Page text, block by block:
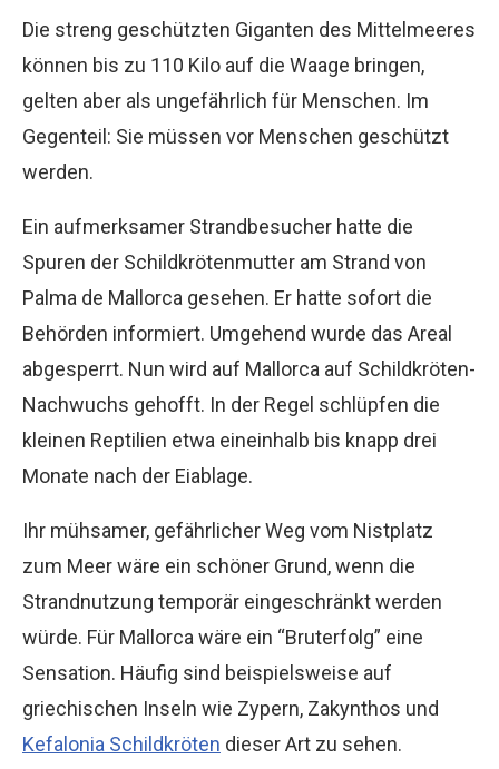
Die streng geschützten Giganten des Mittelmeeres
können bis zu 110 Kilo auf die Waage bringen,
gelten aber als ungefährlich für Menschen. Im
Gegenteil: Sie müssen vor Menschen geschützt
werden.
Ein aufmerksamer Strandbesucher hatte die
Spuren der Schildkrötenmutter am Strand von
Palma de Mallorca gesehen. Er hatte sofort die
Behörden informiert. Umgehend wurde das Areal
abgesperrt. Nun wird auf Mallorca auf Schildkröten-
Nachwuchs gehofft. In der Regel schlüpfen die
kleinen Reptilien etwa eineinhalb bis knapp drei
Monate nach der Eiablage.
Ihr mühsamer, gefährlicher Weg vom Nistplatz
zum Meer wäre ein schöner Grund, wenn die
Strandnutzung temporär eingeschränkt werden
würde. Für Mallorca wäre ein “Bruterfolg” eine
Sensation. Häufig sind beispielsweise auf
griechischen Inseln wie Zypern, Zakynthos und
Kefalonia Schildkröten dieser Art zu sehen.